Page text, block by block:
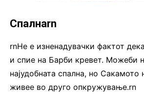
Спалнаrn
rnНе е изненадувачки фактот
и спие на Барби кревет. Можеби
најудобната спална, но
живее во друго опкружување.rn